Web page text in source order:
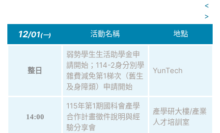
<
>
12/01(一) 活動名稱 地點
整日
弱勢學生生活助學金申
請開始；114-2身分別學
雜費減免第1梯次（舊生
及身障類）申請開始
YunTech
14:00
115年第1期國科會產學
合作計畫徵件說明與經
驗分享會
產學研大樓/產業
人才培訓室